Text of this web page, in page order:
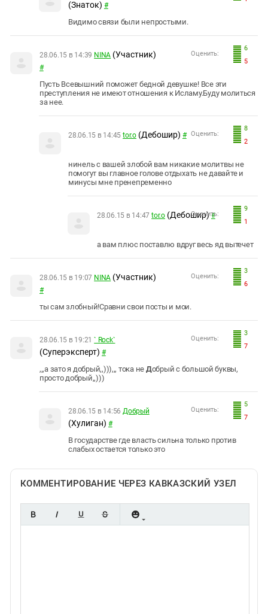
(Знаток) #
Видимо связи были непростыми.
6
5
Оценить:
28.06.15 в 14:39 NINA (Участник)
#
Пусть Всевышний поможет бедной девушке! Все эти
преступления не имеют отношения к Исламу.Буду молиться
за нее.
8
2
Оценить:
28.06.15 в 14:45 tor.o (Дебошир) #
нинель с вашей злобой вам никакие молитвы не
помогут вы главное голове отдыхать не давайте и
минусы мне пренепременно
9
1
Оценить:
28.06.15 в 14:47 tor.o (Дебошир) #
а вам плюс поставлю вдруг весь яд вытечет
3
6
Оценить:
28.06.15 в 19:07 NINA (Участник)
#
ты сам злобный!Сравни свои посты и мои.
3
7
Оценить:
28.06.15 в 19:21 ` Rock`
(Суперэксперт) #
,,,а зато я добрый,,))),,, тока не Добрый с большой буквы,
просто добрый,,)))
5
7
Оценить:
28.06.15 в 14:56 Добрый
(Хулиган) #
В государстве где власть сильна только против
слабых остается только это
КОММЕНТИРОВАНИЕ ЧЕРЕЗ КАВКАЗСКИЙ УЗЕЛ